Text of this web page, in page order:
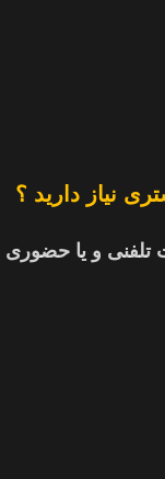
نیاز دارید ؟
تلفنی و یا حضوری